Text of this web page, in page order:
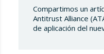
Compartimos un
Antitrust Alliance
de aplicación del